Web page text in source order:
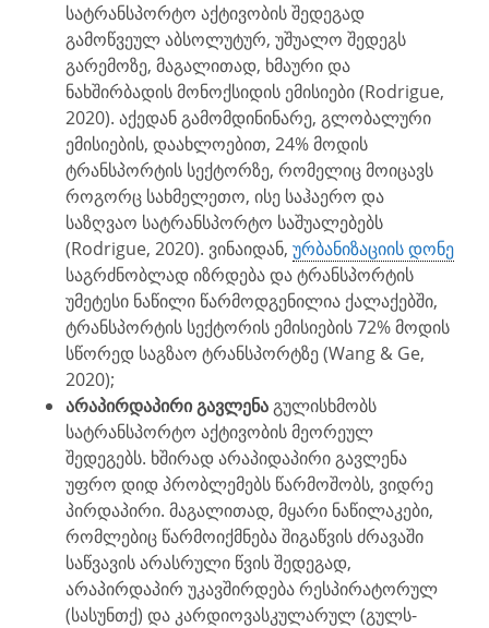
სატრანსპორტო აქტივობის შედეგად
გამოწვეულ აბსოლუტურ, უშუალო შედეგს
გარემოზე, მაგალითად, ხმაური და
ნახშირბადის მონოქსიდის ემისიები (Rodrigue,
2020). აქედან გამომდინინარე, გლობალური
ემისიების, დაახლოებით, 24% მოდის
ტრანსპორტის სექტორზე, რომელიც მოიცავს
როგორც სახმელეთო, ისე საჰაერო და
საზღვაო სატრანსპორტო საშუალებებს
(Rodrigue, 2020). ვინაიდან, ურბანიზაციის დონე
საგრძნობლად იზრდება და ტრანსპორტის
უმეტესი ნაწილი წარმოდგენილია ქალაქებში,
ტრანსპორტის სექტორის ემისიების 72% მოდის
სწორედ საგზაო ტრანსპორტზე (Wang & Ge,
2020);
არაპირდაპირი გავლენაგულისხმობს
სატრანსპორტო აქტივობის მეორეულ
შედეგებს. ხშირად არაპიდაპირი გავლენა
უფრო დიდ პრობლემებს წარმოშობს, ვიდრე
პირდაპირი. მაგალითად, მყარი ნაწილაკები,
რომლებიც წარმოიქმნება შიგაწვის ძრავაში
საწვავის არასრული წვის შედეგად,
არაპირდაპირ უკავშირდება რესპირატორულ
(სასუნთქ) და კარდიოვასკულარულ (გულს-